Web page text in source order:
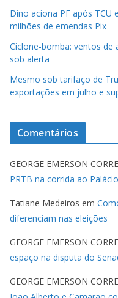
Dino aciona PF após TCU
milhões de emendas Pix
Ciclone-bomba: ventos de
sob alerta
Mesmo sob tarifaço de
exportações em julho e
Comentários
GEORGE EMERSON
PRTB na corrida ao
Tatiane Medeiros em
diferenciam nas eleições
GEORGE EMERSON
espaço na disputa do
GEORGE EMERSON